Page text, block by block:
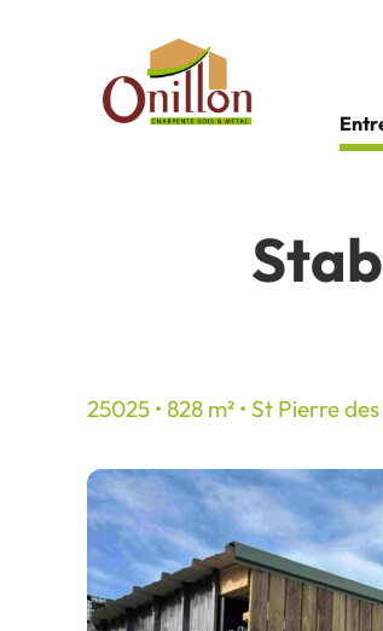
25025 • 828 m² • St Pierre